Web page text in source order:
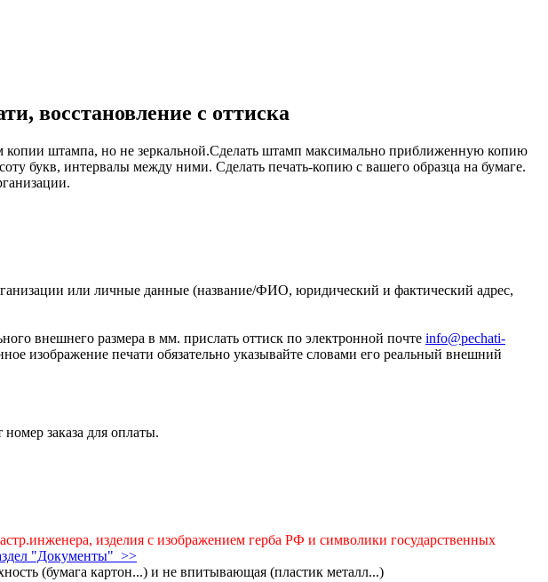
восстановление с оттиска
копии штампа, но не зеркальной.Сделать штамп максимально приближенную копию
букв, интервалы между ними. Сделать печать-копию с вашего образца на бумаге.
или личные данные (название/ФИО, юридический и фактический адрес,
внешнего размера в мм. прислать оттиск по электронной почте info@pechati-
изображение печати обязательно указывайте словами его реальный внешний
заказа для оплаты.
изделия с изображением герба РФ и символики государственных
"Документы" >>
(бумага картон...) и не впитывающая (пластик металл...)